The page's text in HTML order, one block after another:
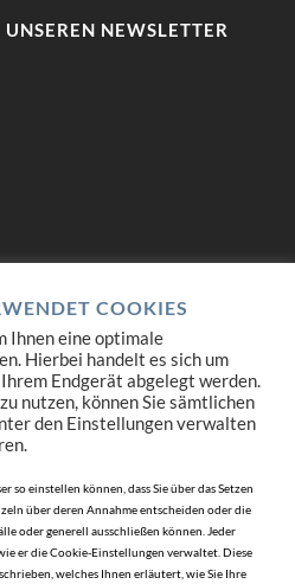
NEWSLETTER
COOKIES
Ihnen eine optimale
Hierbei handelt es sich um
Endgerät abgelegt werden.
nutzen, können Sie sämtlichen
den Einstellungen verwalten
so einstellen können, dass Sie über das Setzen
über deren Annahme entscheiden oder die
oder generell ausschließen können. Jeder
er die Cookie-Einstellungen verwaltet. Diese
welches Ihnen erläutert, wie Sie Ihre